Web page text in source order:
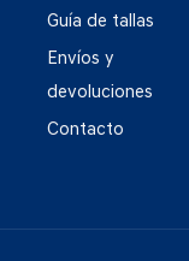
Guía de tallas
Envíos y
devoluciones
Contacto